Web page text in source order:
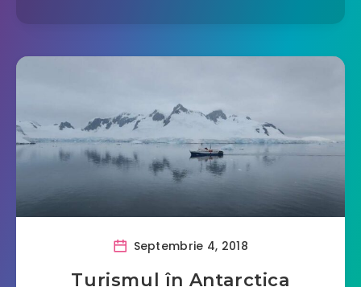
Septembrie 4, 2018
Turismul în Antarctica